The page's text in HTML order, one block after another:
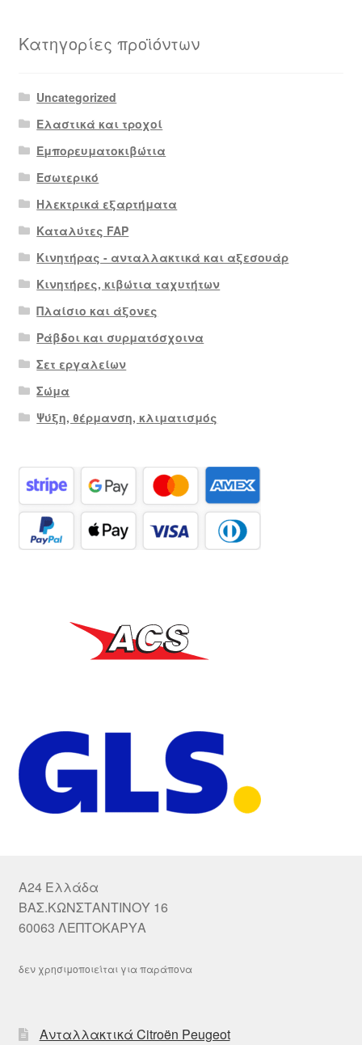
Κατηγορίες προϊόντων
Uncategorized
Ελαστικά και τροχοί
Εμπορευματοκιβώτια
Εσωτερικό
Ηλεκτρικά εξαρτήματα
Καταλύτες FAP
Κινητήρας - ανταλλακτικά και αξεσουάρ
Κινητήρες, κιβώτια ταχυτήτων
Πλαίσιο και άξονες
Ράβδοι και συρματόσχοινα
Σετ εργαλείων
Σώμα
Ψύξη, θέρμανση, κλιματισμός
A24 Ελλάδα
ΒΑΣ.ΚΩΝΣΤΑΝΤΙΝΟΥ 16
60063 ΛΕΠΤΟΚΑΡΥΑ
δεν χρησιμοποιείται για παράπονα
Ανταλλακτικά Citroën Peugeot